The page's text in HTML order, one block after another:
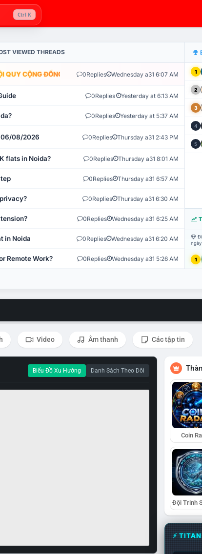
Ctrl K
VIEWED THREADS
QUY CỘNG ĐỒNG VLIKE.VN: HỆ THỐNG GIÁM SÁT TỰ
0Replies Wednesday a31 6:07 AM
0Replies Yesterday at 6:13 AM
0Replies Yesterday at 5:37 AM
06/08/2026 0Replies Thursday a31 2:43 PM
flats in Noida? 0Replies Thursday a31 8:01 AM
0Replies Thursday a31 6:57 AM
0Replies Thursday a31 6:30 AM
0Replies Wednesday a31 6:25 AM
in Noida 0Replies Wednesday a31 6:20 AM
Remote Work? 0Replies Wednesday a31 5:26 AM
1
2
3
4
5
1
Video Âm thanh Các tập tin
Biểu Đồ Xu Hướng Danh Sách Theo Dõi
Coin
⚡